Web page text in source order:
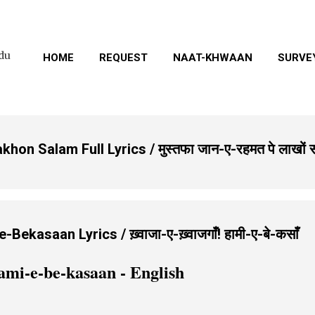
HOME REQUEST NAAT-KHWAAN
Salam Full Lyrics / मुस्तफा जान-ए-रहमत पे लाखों
Lyrics / ख़्वाजा-ए-ख़्वाजगाँ! हामी-ए-बे-कसाँ
e-be-kasaan - English